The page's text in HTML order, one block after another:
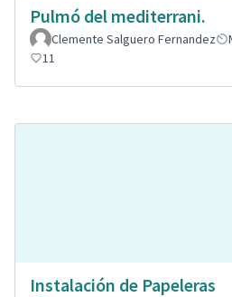
Pulmó del mediterrani.
Clemente Salguero Fernandez
11
Instalación de Papeleras